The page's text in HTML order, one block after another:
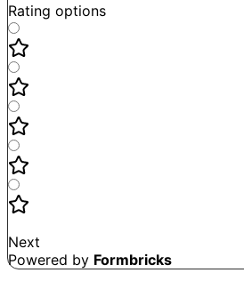
Rating options
Next
Powered by Formbricks